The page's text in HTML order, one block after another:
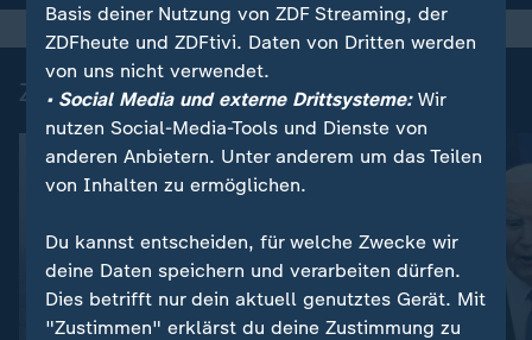
Zuletzt auf ZDFheute veröffentlicht
Basis deiner Nutzung von ZDF Streaming, der
ZDFheute und ZDFtivi. Daten von Dritten werden
von uns nicht verwendet.
• Social Media und externe Drittsysteme:Wir
nutzen Social-Media-Tools und Dienste von
anderen Anbietern. Unter anderem um das Teilen
von Inhalten zu ermöglichen.
Du kannst entscheiden, für welche Zwecke wir
deine Daten speichern und verarbeiten dürfen.
Dies betrifft nur dein aktuell genutztes Gerät. Mit
"Zustimmen" erklärst du deine Zustimmung zu